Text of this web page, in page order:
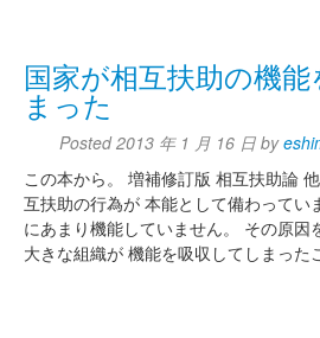
国家が相互扶助の機
まった
Posted2013 年 1 月 16 日 by
この本から。 増補修訂版 相互扶助論
互扶助の行為が 本能として備わってい
にあまり機能していません。 その原因
大きな組織が 機能を吸収してしまっ